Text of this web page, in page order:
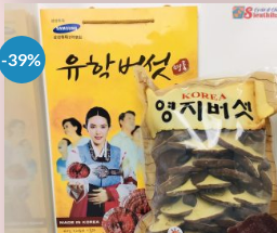
-39%